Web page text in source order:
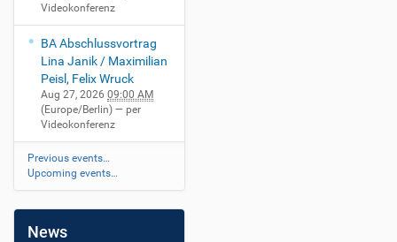
Videokonferenz
BA Abschlussvortrag
Lina Janik / Maximilian
Peisl, Felix Wruck
Aug 27, 2026 09:00 AM
(Europe/Berlin) — per
Videokonferenz
Previous events…
Upcoming events…
News